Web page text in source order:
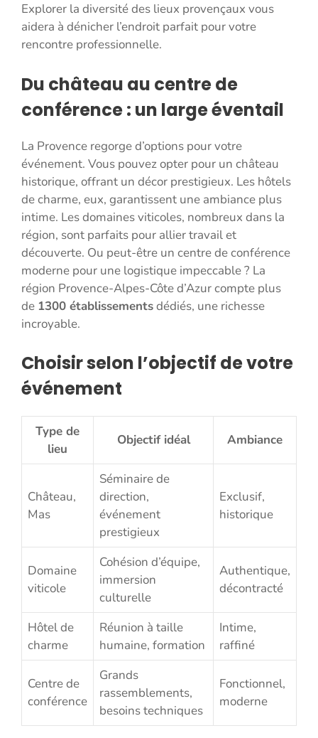
Explorer la diversité des lieux provençaux vous
aidera à dénicher l’endroit parfait pour votre
rencontre professionnelle.
Du château au centre de
conférence : un large éventail
La Provence regorge d’options pour votre
événement. Vous pouvez opter pour un château
historique, offrant un décor prestigieux. Les hôtels
de charme, eux, garantissent une ambiance plus
intime. Les domaines viticoles, nombreux dans la
région, sont parfaits pour allier travail et
découverte. Ou peut-être un centre de conférence
moderne pour une logistique impeccable ? La
région Provence-Alpes-Côte d’Azur compte plus
de 1300 établissementsdédiés, une richesse
incroyable.
Choisir selon l’objectif de votre
événement
Type de
lieu
Objectif idéal Ambiance
Château,
Mas
Séminaire de
direction,
événement
prestigieux
Exclusif,
historique
Domaine
viticole
Cohésion d’équipe,
immersion
culturelle
Authentique,
décontracté
Hôtel de
charme
Réunion à taille
humaine, formation
Intime,
raffiné
Centre de
conférence
Grands
rassemblements,
besoins techniques
Fonctionnel,
moderne